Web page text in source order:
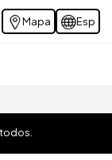
Mapa Esp